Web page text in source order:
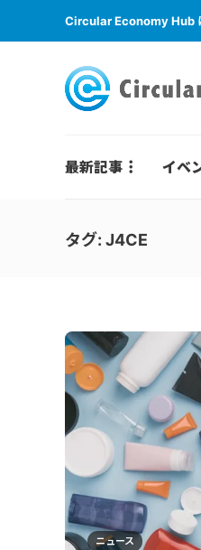
Circular Economy Hub
最新記事 イベ
タグ: J4CE
ニュース